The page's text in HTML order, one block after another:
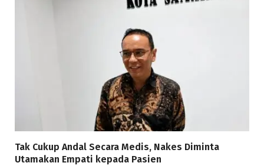
Tak Cukup Andal Secara Medis, Nakes Diminta
Utamakan Empati kepada Pasien